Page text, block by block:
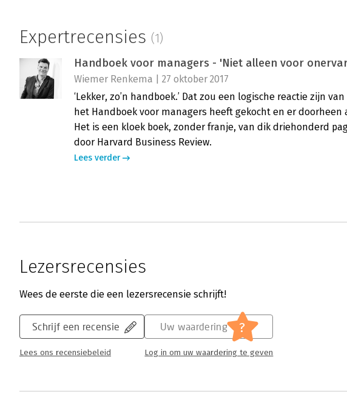
Expertrecensies (1)
Handboek voor managers - 'Niet alleen voor
Wiemer Renkema | 27 oktober 2017
‘Lekker, zo’n handboek.’ Dat zou een logische reactie zijn
het Handboek voor managers heeft gekocht en er doorheen
Het is een kloek boek, zonder franje, van dik driehonderd
door Harvard Business Review.
Lees verder
Lezersrecensies
Wees de eerste die een lezersrecensie schrijft!
Schrijf een recensie
Lees ons recensiebeleid
Uw waardering ?
Log in om uw waardering te geven